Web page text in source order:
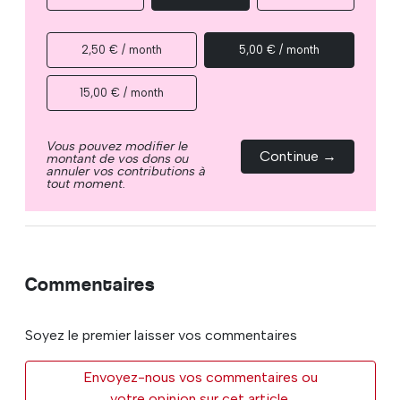
2,50 € / month 5,00 € / month
15,00 € / month
Vous pouvez modifier le
montant de vos dons ou
annuler vos contributions à
tout moment.
Continue →
Commentaires
Soyez le premier laisser vos commentaires
Envoyez-nous vos commentaires ou